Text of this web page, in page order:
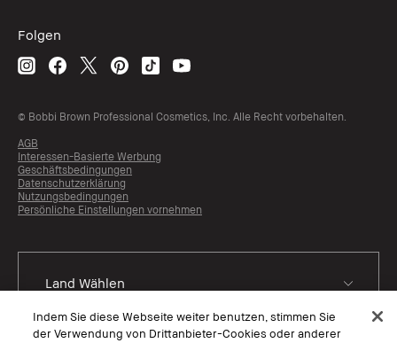
Folgen
© Bobbi Brown Professional Cosmetics, Inc. Alle Recht vorbehalten.
AGB
Interessen-Basierte Werbung
Geschäftsbedingungen
Datenschutzerklärung
Nutzungsbedingungen
Persönliche Einstellungen vornehmen
Indem Sie diese Webseite weiter benutzen, stimmen Sie
der Verwendung von Drittanbieter-Cookies oder anderer